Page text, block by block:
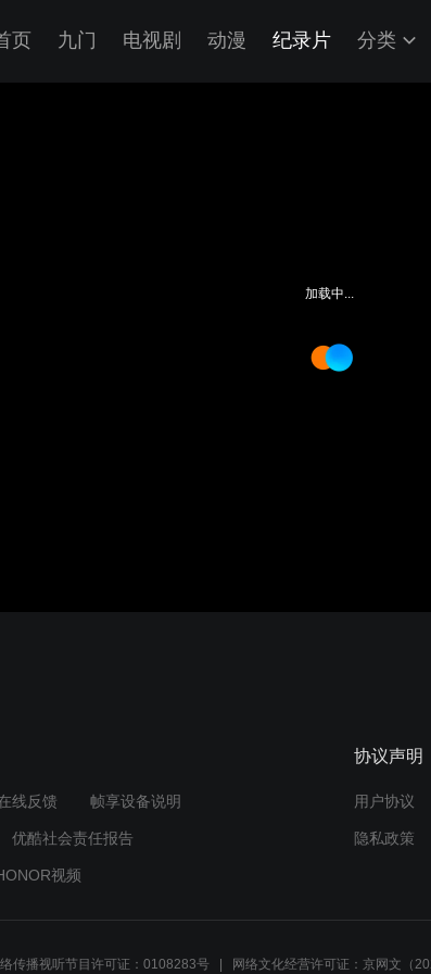
页 九门 电视剧 动漫 纪录片 分类
加载中...
线反馈 帧享设备说明
优酷社会责任报告
视频
协议声明
用户协议
隐私政策
传播视听节目许可证：0108283号 网络文化经营许可证：京网文（